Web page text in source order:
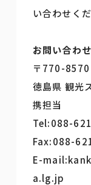
い合わせくだ
お問い合わ
〒770-8570
徳島県 観光
携担当
Tel:088-
Fax:088-
E-
a.lg.jp